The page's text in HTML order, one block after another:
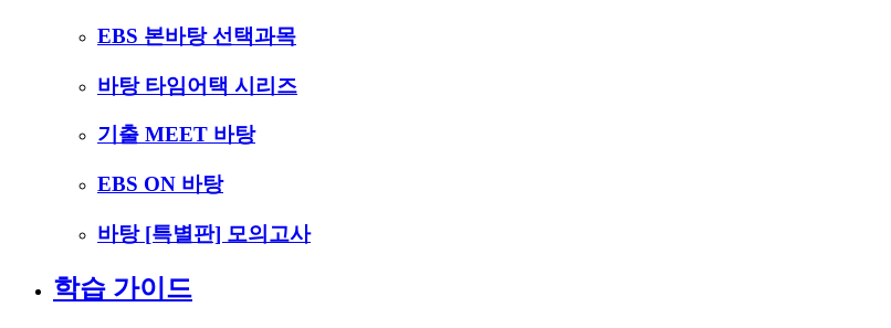
EBS 본바탕 선택과목
바탕 타임어택 시리즈
기출 MEET 바탕
EBS ON 바탕
바탕 [특별판] 모의고사
학습 가이드